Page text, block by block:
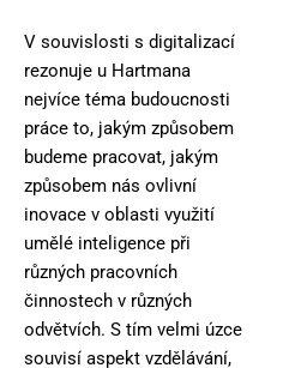
V souvislosti s digitalizací
rezonuje u Hartmana
nejvíce téma budoucnosti
práce to, jakým způsobem
budeme pracovat, jakým
způsobem nás ovlivní
inovace v oblasti využití
umělé inteligence při
různých pracovních
činnostech v různých
odvětvích. S tím velmi úzce
souvisí aspekt vzdělávání,